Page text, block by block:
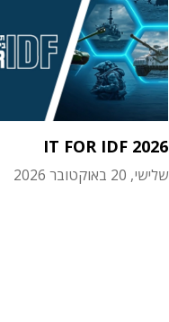
IT FOR IDF 2026
שלישי, 20 באוקטובר 2026